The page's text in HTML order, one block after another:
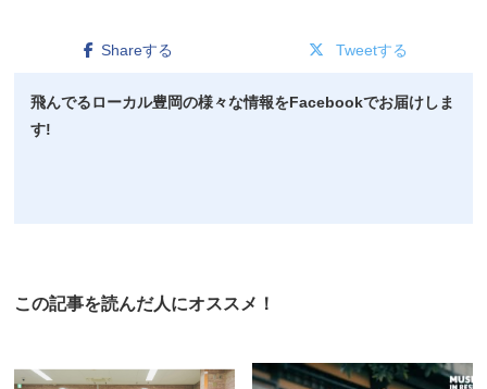
Shareする Tweetする
飛んでるローカル豊岡の様々な情報をFacebookでお届けしま
す!
この記事を読んだ人にオススメ！